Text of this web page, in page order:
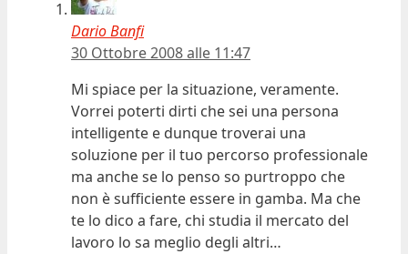
Dario Banfi
30 Ottobre 2008 alle 11:47
Mi spiace per la situazione, veramente.
Vorrei poterti dirti che sei una persona
intelligente e dunque troverai una
soluzione per il tuo percorso professionale
ma anche se lo penso so purtroppo che
non è sufficiente essere in gamba. Ma che
te lo dico a fare, chi studia il mercato del
lavoro lo sa meglio degli altri…